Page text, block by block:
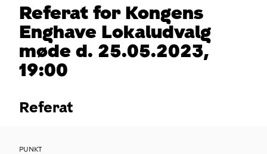
Referat for Kongens
Enghave Lokaludvalg
møde d. 25.05.2023,
19:00
Referat
PUNKT